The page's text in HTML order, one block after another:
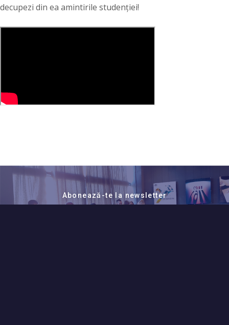
decupezi din ea amintirile studenției!
Abonează-te la newsletter